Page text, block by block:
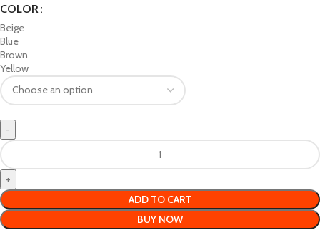
COLOR
Beige
Blue
Brown
Yellow
ADD TO CART
BUY NOW